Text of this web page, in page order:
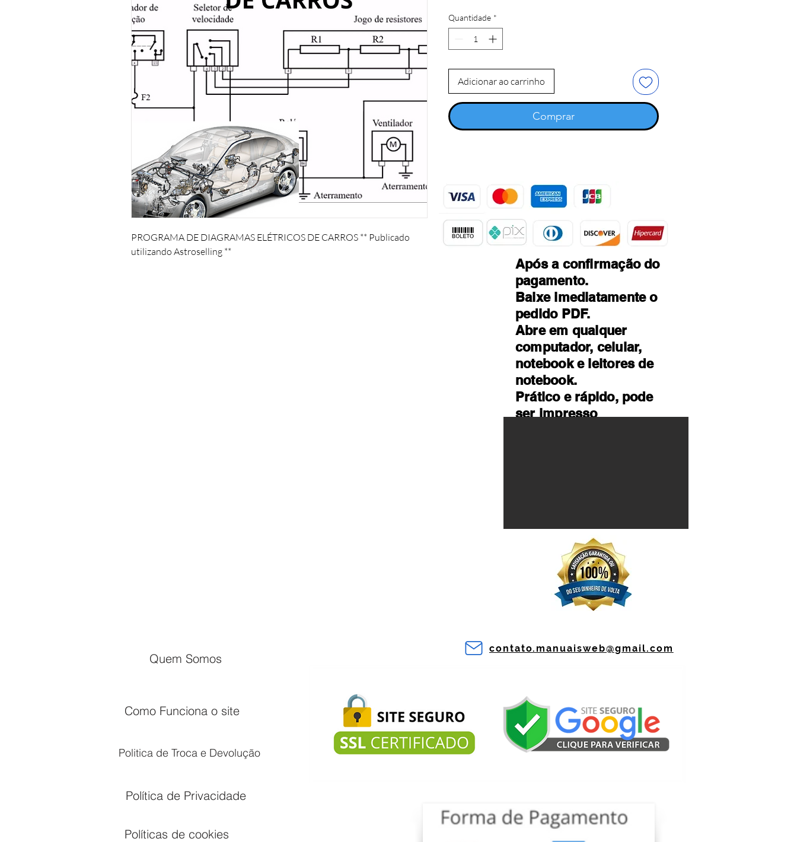
PROGRAMA DE DIAGRAMAS ELÉTRICOS DE CARROS ** Publicado
utilizando Astroselling **
Quantidade *
Adicionar ao carrinho
Comprar
Após a confirmação do
pagamento.
Baixe imediatamente o
pedido PDF.
Abre em qualquer
computador, celular,
notebook e leitores de
notebook.
Prático e rápido, pode
ser impresso
Quem Somos
Como Funciona o site
Politica de Troca e Devolução
Política de Privacidade
contato.manuaisweb@gmail.com
Políticas de cookies